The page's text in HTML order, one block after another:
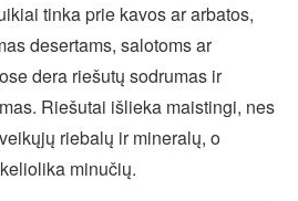
tinka prie kavos ar arbatos,
desertams, salotoms ar
dera riešutų sodrumas ir
Riešutai išlieka maistingi, nes
riebalų ir mineralų, o
minučių.